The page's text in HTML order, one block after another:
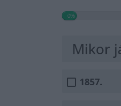
0%
Mikor
1857.